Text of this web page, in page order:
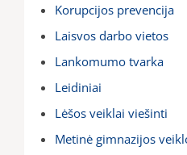
Korupcijos prevencija
Laisvos darbo vietos
Lankomumo tvarka
Leidiniai
Lėšos veiklai viešinti
Metinė gimnazijos